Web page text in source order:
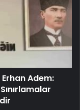
Erhan Adem: